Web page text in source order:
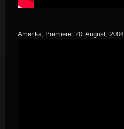
Amerika; Premiere: 20. August, 2004